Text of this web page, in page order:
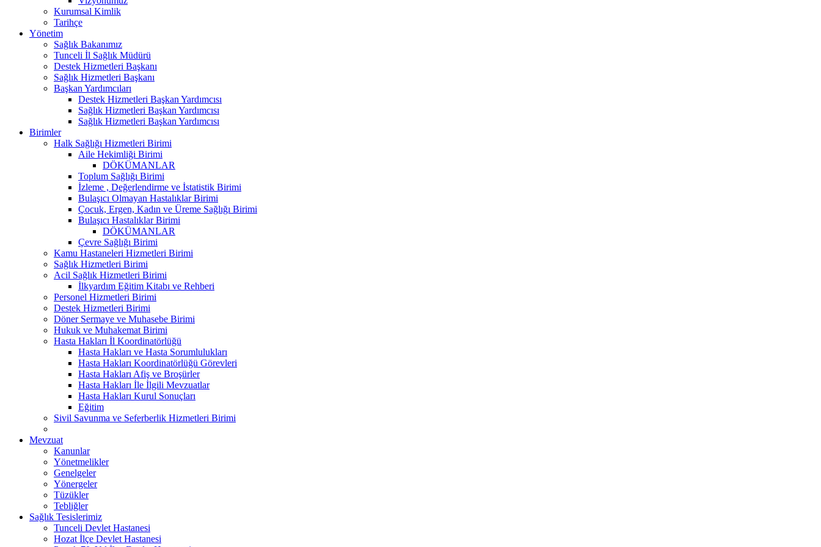
Kurumsal Kimlik
Tarihçe
Yönetim
Sağlık Bakanımız
Tunceli İl Sağlık Müdürü
Destek Hizmetleri Başkanı
Sağlık Hizmetleri Başkanı
Başkan Yardımcıları
Destek Hizmetleri Başkan Yardımcısı
Sağlık Hizmetleri Başkan Yardımcısı
Sağlık Hizmetleri Başkan Yardımcısı
Birimler
Halk Sağlığı Hizmetleri Birimi
Aile Hekimliği Birimi
DÖKÜMANLAR
Toplum Sağlığı Birimi
İzleme , Değerlendirme ve İstatistik Birimi
Bulaşıcı Olmayan Hastalıklar Birimi
Çocuk, Ergen, Kadın ve Üreme Sağlığı Birimi
Bulaşıcı Hastalıklar Birimi
DÖKÜMANLAR
Çevre Sağlığı Birimi
Kamu Hastaneleri Hizmetleri Birimi
Sağlık Hizmetleri Birimi
Acil Sağlık Hizmetleri Birimi
İlkyardım Eğitim Kitabı ve Rehberi
Personel Hizmetleri Birimi
Destek Hizmetleri Birimi
Döner Sermaye ve Muhasebe Birimi
Hukuk ve Muhakemat Birimi
Hasta Hakları İl Koordinatörlüğü
Hasta Hakları ve Hasta Sorumlulukları
Hasta Hakları Koordinatörlüğü Görevleri
Hasta Hakları Afiş ve Broşürler
Hasta Hakları İle İlgili Mevzuatlar
Hasta Hakları Kurul Sonuçları
Eğitim
Sivil Savunma ve Seferberlik Hizmetleri Birimi
Mevzuat
Kanunlar
Yönetmelikler
Genelgeler
Yönergeler
Tüzükler
Tebliğler
Sağlık Tesislerimiz
Tunceli Devlet Hastanesi
Hozat İlçe Devlet Hastanesi